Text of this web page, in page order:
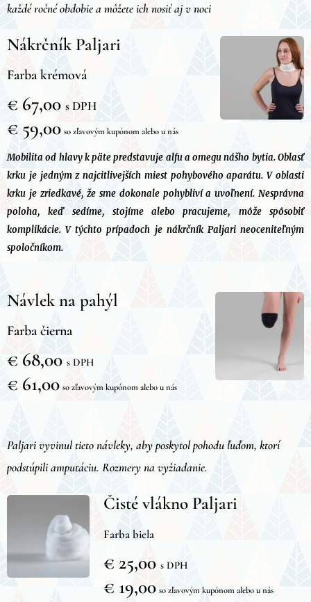
každé ročné obdobie a môžete ich nosiť aj v noci
Nákrčník Paljari
Farba krémová
€ 67,00 s DPH
€ 59,00 so zľavovým kupónom alebo u nás
Mobilita od hlavy k päte predstavuje alfu a omegu nášho bytia. Oblasť
krku je jedným z najcitlivejších miest pohybového aparátu. V oblasti
krku je zriedkavé, že sme dokonale pohybliví a uvoľnení. Nesprávna
poloha, keď sedíme, stojíme alebo pracujeme, môže spôsobiť
komplikácie. V týchto prípadoch je nákrčník Paljari neoceniteľným
spoločníkom.
Návlek na pahýl
Farba čierna
€ 68,00 s DPH
€ 61,00 so zľavovým kupónom alebo u nás
Paljari vyvinul tieto návleky, aby poskytol pohodu ľuďom, ktorí
podstúpili amputáciu. Rozmery na vyžiadanie.
Čisté vlákno Paljari
Farba biela
€ 25,00 s DPH
€ 19,00 so zľavovým kupónom alebo u nás